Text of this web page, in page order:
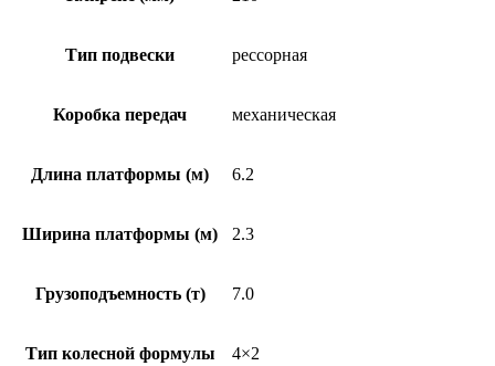
Тип подвески рессорная
Коробка передач механическая
Длина платформы (м) 6.2
Ширина платформы (м) 2.3
Грузоподъемность (т) 7.0
Тип колесной формулы 4×2